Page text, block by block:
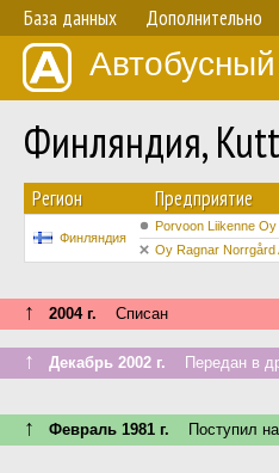
База данных Дополнительно
Финляндия,
Регион Предприятие
Финляндия
Porvoon Liikenne Oy
Oy Ragnar Norrgård
↑ 2004 г. Списан
↑ Декабрь 2002 г. Передан в
↑ Февраль 1981 г. Поступил на